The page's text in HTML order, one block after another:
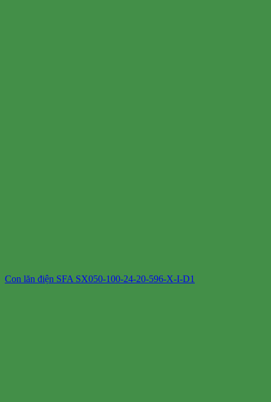
Con lăn điện SFA SX050-100-24-20-596-X-I-D1​